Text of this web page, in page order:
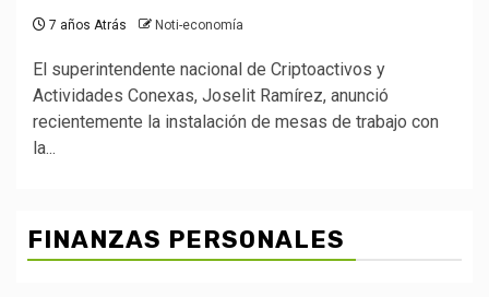
7 años Atrás Noti-economía
El superintendente nacional de Criptoactivos y
Actividades Conexas, Joselit Ramírez, anunció
recientemente la instalación de mesas de trabajo con
la...
FINANZAS PERSONALES